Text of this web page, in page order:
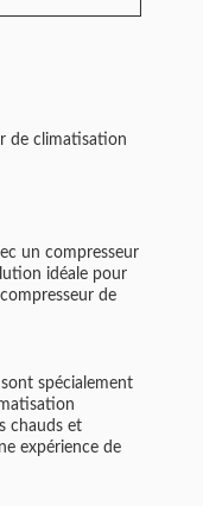
de climatisation
un compresseur
idéale pour
de
sont spécialement
chauds et
expérience de